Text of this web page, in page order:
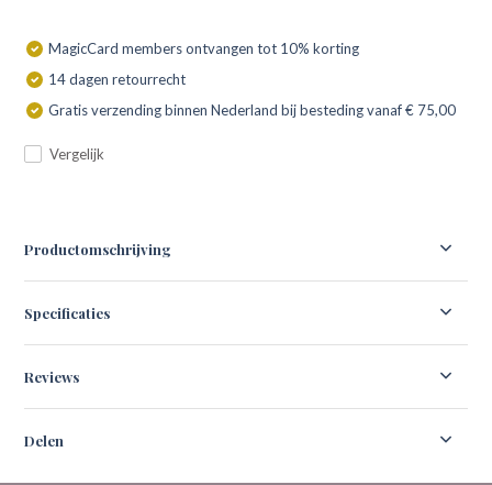
MagicCard members ontvangen tot 10% korting
14 dagen retourrecht
Gratis verzending binnen Nederland bij besteding vanaf € 75,00
Vergelijk
Productomschrijving
Specificaties
Reviews
Delen